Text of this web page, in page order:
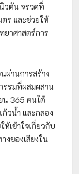
วตัน จรวดที่
ร และช่วยให้
ยาศาสตร์การ
ผ่านการสร้าง
รรมที่ผสมผสาน
น 365 คนได้
ก้วน้ำ และกลอง
เข้าใจเกี่ยวกับ
งของเสียงใน